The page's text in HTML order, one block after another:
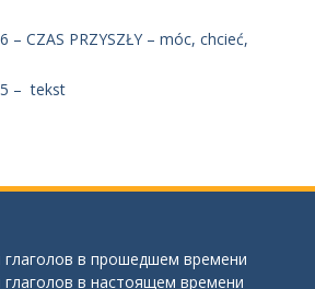
– CZAS PRZYSZŁY – móc, chcieć,
5 – tekst
глаголов в прошедшем времени
в настоящем времени